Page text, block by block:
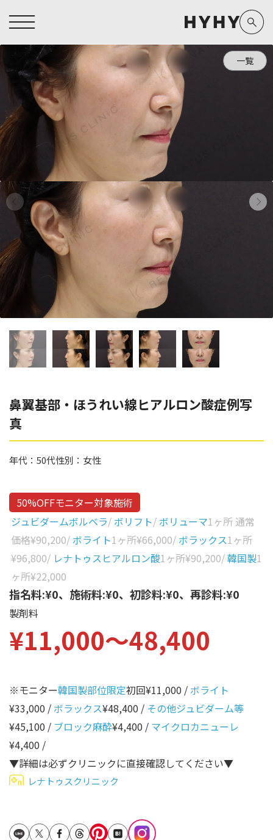
ヒアルロン酸注入症例一覧
医療脱毛症例一覧
アートメイク症例一覧
クリニック一覧
医師一覧
看護師一覧
新着情報
運営元情報
よくあるご質問
お問い合わせ
プライバシーポリシー
未成年の方へ
規約
コラム
ヒアルロン酸注入 医療脱毛
Doctor
担当医師から探す
副田 周
高橋 希
東山 麻伊子
松村 仁
泉 洋平
辻橋 勇祐
阿部 竜介
Parts
部位から探す
額
こめかみ
目の上
涙袋
眼窩縁（目の下）
ゴルゴライン
鼻
ほうれい線
鼻翼基部
唇
口角
顎
首
ヒアルロン酸リフトアッ
立ち耳
Preparation
製剤から探す
ザーフ(XERF)
ボラックス
ボリューマ
ボリフト
ボルベラ
ボライト
レナトゥスヒアルロン酸
ダイヤモンドフィール/ピ
ネハ
リジュラン
その他
Gender
性別から探す
その他
年代から探す
10代
30代
60代
一覧
鼻翼基部・ほうれい線ヒアルロン酸症例写
真
年代： 50代性別： 女性
50%OFFモニター対象施術
ジュビダームボルベラ/ ボリフト/ ボリューマ1ヶ所 通常
価格¥90,200/ ボライト1ヶ所¥66,000/ ボラックス1ヶ所
¥96,800/ レナトゥスヒアルロン酸1ヶ所¥90,200/韓国製1
ヶ所¥22,000
指名料:¥0、施術料:¥0、初診料:¥0、再診料:¥0
製剤料
¥11,000〜48,400
※モニター韓国製部位限定初回¥11,000 / ボライト
¥33,000 / ボラックス¥48,400 / その他ジュビダーム等
¥45,100 / ブロック麻酔¥4,400 / マイクロカニューレ
¥4,400 /
▼詳細は必ずクリニックに直接確認してください▼
レナトゥスクリニック